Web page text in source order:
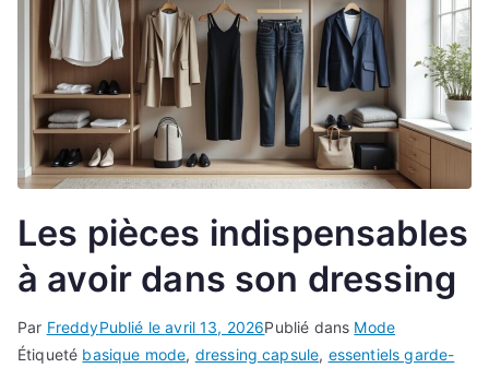
Les pièces indispensables
à avoir dans son dressing
Par FreddyPublié leavril 13, 2026Publié dans Mode
Étiqueté basique mode, dressing capsule, essentiels garde-